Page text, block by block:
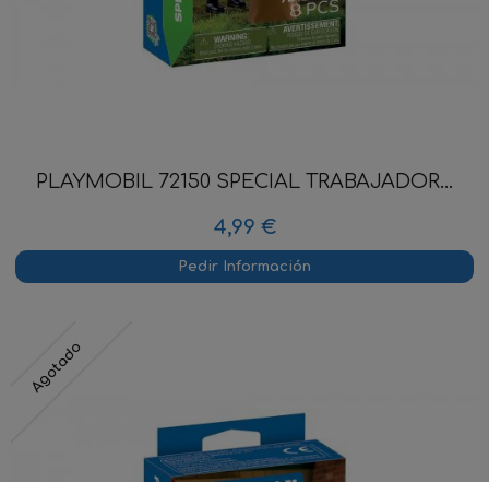
PLAYMOBIL 72150 SPECIAL TRABAJADOR...
4,99 €
Pedir Información
Agotado